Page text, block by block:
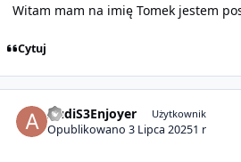
Witam mam na imię Tomek jestem
Cytuj
AudiS3Enjoyer Użytkownik
Opublikowano3 Lipca 20251 r